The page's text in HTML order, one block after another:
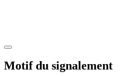
Motif du signalement